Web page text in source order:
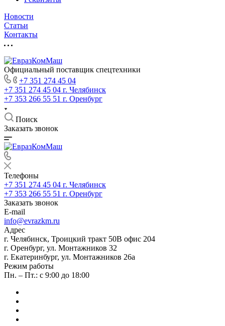
Новости
Статьи
Контакты
Официальный поставщик спецтехники
+7 351 274 45 04
+7 351 274 45 04 г. Челябинск
+7 353 266 55 51 г. Оренбург
Поиск
Заказать звонок
Телефоны
+7 351 274 45 04 г. Челябинск
+7 353 266 55 51 г. Оренбург
Заказать звонок
E-mail
info@evrazkm.ru
Адрес
г. Челябинск, Троицкий тракт 50В офис 204
г. Оренбург, ул. Монтажников 32
г. Екатеринбург, ул. Монтажников 26а
Режим работы
Пн. – Пт.: с 9:00 до 18:00